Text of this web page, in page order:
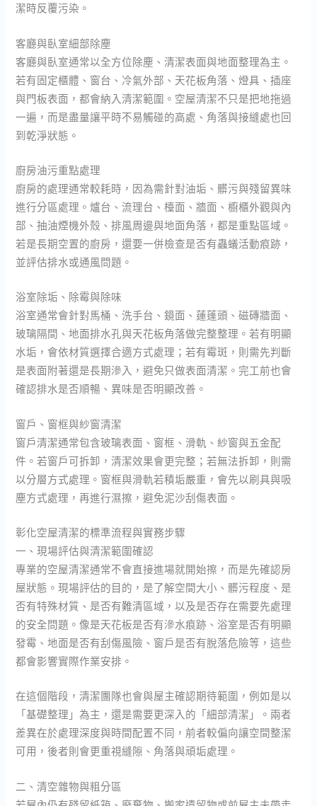
潔時反覆污染。
客廳與臥室細部除塵
客廳與臥室通常以全方位除塵、清潔表面與地面整理為主。
若有固定櫃體、窗台、冷氣外部、天花板角落、燈具、插座
與門板表面，都會納入清潔範圍。空屋清潔不只是把地拖過
一遍，而是盡量讓平時不易觸碰的高處、角落與接縫處也回
到乾淨狀態。
廚房油污重點處理
廚房的處理通常較耗時，因為需針對油垢、髒污與殘留異味
進行分區處理。爐台、流理台、檯面、牆面、櫥櫃外觀與內
部、抽油煙機外殼、排風周邊與地面角落，都是重點區域。
若是長期空置的廚房，還要一併檢查是否有蟲蟻活動痕跡，
並評估排水或通風問題。
浴室除垢、除霉與除味
浴室通常會針對馬桶、洗手台、鏡面、蓮蓬頭、磁磚牆面、
玻璃隔間、地面排水孔與天花板角落做完整整理。若有明顯
水垢，會依材質選擇合適方式處理；若有霉斑，則需先判斷
是表面附著還是長期滲入，避免只做表面清潔。完工前也會
確認排水是否順暢、異味是否明顯改善。
窗戶、窗框與紗窗清潔
窗戶清潔通常包含玻璃表面、窗框、滑軌、紗窗與五金配
件。若窗戶可拆卸，清潔效果會更完整；若無法拆卸，則需
以分層方式處理。窗框與滑軌若積垢嚴重，會先以刷具與吸
塵方式處理，再進行濕擦，避免泥沙刮傷表面。
彰化空屋清潔的標準流程與實務步驟
一、現場評估與清潔範圍確認
專業的空屋清潔通常不會直接進場就開始擦，而是先確認房
屋狀態。現場評估的目的，是了解空間大小、髒污程度、是
否有特殊材質、是否有難清區域，以及是否存在需要先處理
的安全問題。像是天花板是否有滲水痕跡、浴室是否有明顯
發霉、地面是否有刮傷風險、窗戶是否有脫落危險等，這些
都會影響實際作業安排。
在這個階段，清潔團隊也會與屋主確認期待範圍，例如是以
「基礎整理」為主，還是需要更深入的「細部清潔」。兩者
差異在於處理深度與時間配置不同，前者較偏向讓空間整潔
可用，後者則會更重視縫隙、角落與頑垢處理。
二、清空雜物與粗分區